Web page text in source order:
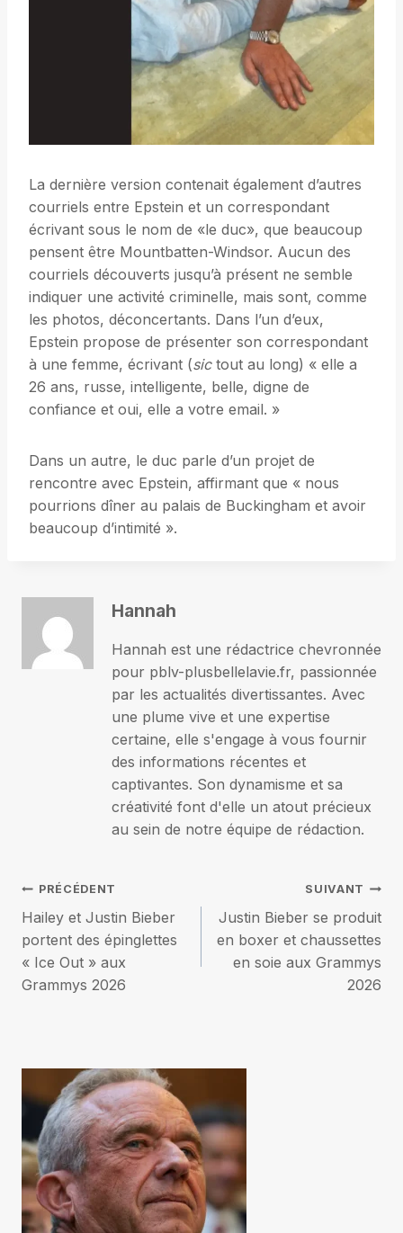
La dernière version contenait également d’autres
courriels entre Epstein et un correspondant
écrivant sous le nom de «le duc», que beaucoup
pensent être Mountbatten-Windsor. Aucun des
courriels découverts jusqu’à présent ne semble
indiquer une activité criminelle, mais sont, comme
les photos, déconcertants. Dans l’un d’eux,
Epstein propose de présenter son correspondant
à une femme, écrivant (sictout au long) « elle a
26 ans, russe, intelligente, belle, digne de
confiance et oui, elle a votre email. »
Dans un autre, le duc parle d’un projet de
rencontre avec Epstein, affirmant que « nous
pourrions dîner au palais de Buckingham et avoir
beaucoup d’intimité ».
Hannah
Hannah est une rédactrice chevronnée
pour pblv-plusbellelavie.fr, passionnée
par les actualités divertissantes. Avec
une plume vive et une expertise
certaine, elle s'engage à vous fournir
des informations récentes et
captivantes. Son dynamisme et sa
créativité font d'elle un atout précieux
au sein de notre équipe de rédaction.
Navigation
de
l’article
PRÉCÉDENT
Hailey et Justin Bieber
portent des épinglettes
« Ice Out » aux
Grammys 2026
SUIVANT
Justin Bieber se produit
en boxer et chaussettes
en soie aux Grammys
2026